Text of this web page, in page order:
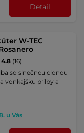
Detail
W-TEC
4.8 (16)
so slnečnou clonou
vonkajšku prilby a
u Vás